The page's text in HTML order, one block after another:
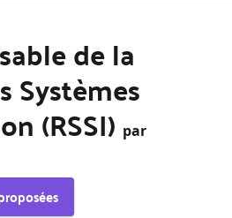
de la
Systèmes
(RSSI) par